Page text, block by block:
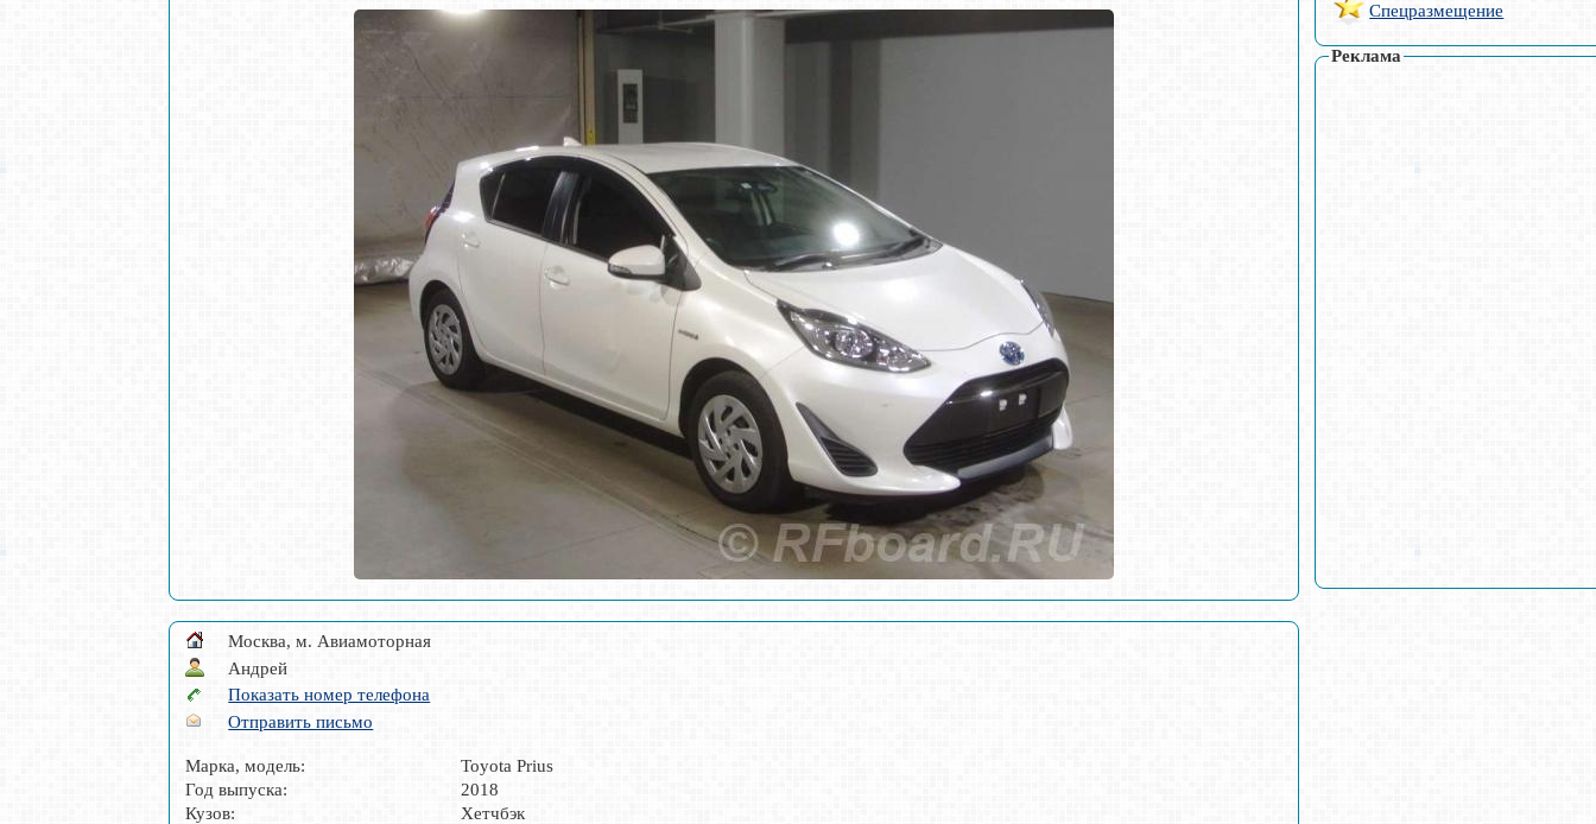
Москва, м. Авиамоторная
Андрей
Показать номер телефона
Отправить письмо
Марка, модель:
Toyota Prius
Год выпуска:
2018
Кузов:
Хетчбэк
Спецразмещение
Реклама